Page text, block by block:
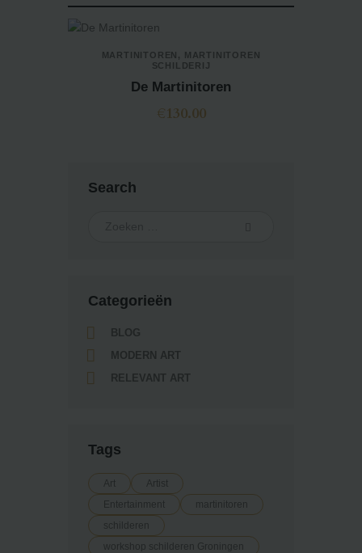
MARTINITOREN , MARTINITOREN
SCHILDERIJ
De Martinitoren
€130.00
Search
Categorieën
BLOG
MODERN ART
RELEVANT ART
Tags
Art
Artist
Entertainment
martinitoren
schilderen
workshop schilderen Groningen